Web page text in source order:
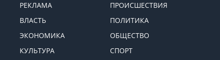
ДОРОГАХ
РЕКЛАМА
ПРОИСШЕСТВИЯ
ВЛАСТЬ
ПОЛИТИКА
ЭКОНОМИКА
ОБЩЕСТВО